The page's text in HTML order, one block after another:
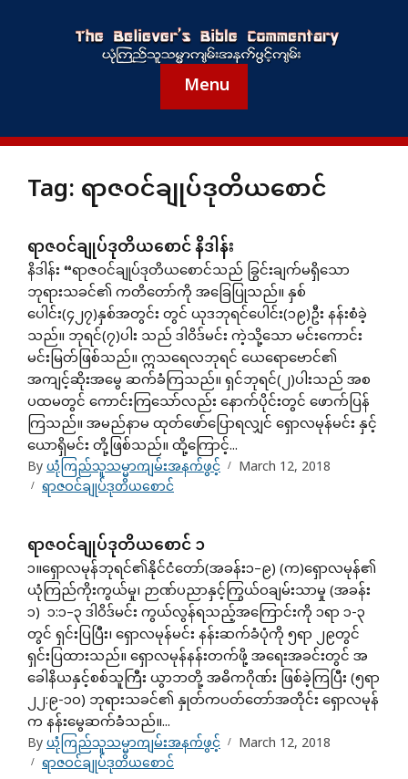
Menu
Tag:ရာဇဝင်ချုပ်ဒုတိယစောင်
ရာဇဝင်ချုပ်ဒုတိယစောင် နိဒါန်း
နိဒါန်း “ရာဇဝင်ချုပ်ဒုတိယစောင်သည် ခြွင်းချက်မရှိသော
ဘုရားသခင်၏ ကတိတော်ကို အခြေပြုသည်။ နှစ်
ပေါင်း(၄၂၇)နှစ်အတွင်း တွင် ယုဒဘုရင်ပေါင်း(၁၉)ဦး နန်းစံခဲ့
သည်။ ဘုရင်(၇)ပါး သည် ဒါဝိဒ်မင်း ကဲ့သို့သော မင်းကောင်း
မင်းမြတ်ဖြစ်သည်။ ဣသရေလဘုရင် ယေရောဗောင်၏
အကျင့်ဆိုးအမွေ ဆက်ခံကြသည်။ ရှင်ဘုရင်(၂)ပါးသည် အစ
ပထမတွင် ကောင်းကြသော်လည်း နောက်ပိုင်းတွင် ဖောက်ပြန်
ကြသည်။ အမည်နာမ ထုတ်ဖော်ပြောရလျှင် ရှောလမုန်မင်း နှင့်
ယောရှိမင်း တို့ဖြစ်သည်။ ထို့ကြောင့်...
Byယုံကြည်သူသမ္မာကျမ်းအနက်ဖွင့် March 12, 2018
ရာဇဝင်ချုပ်ဒုတိယစောင်
ရာဇဝင်ချုပ်ဒုတိယစောင် ၁
၁။ရှောလမုန်ဘုရင်၏နိုင်ငံတော်(အခန်း၁–၉) (က)ရှောလမုန်၏
ယုံကြည်ကိုးကွယ်မှု၊ ဉာဏ်ပညာနှင့်ကြွယ်ဝချမ်းသာမှု (အခန်း
၁) ၁:၁–၃ ဒါဝိဒ်မင်း ကွယ်လွန်ရသည့်အကြောင်းကို ၁ရာ ၁-၃
တွင် ရှင်းပြပြီး၊ ရှောလမုန်မင်း နန်းဆက်ခံပုံကို ၅ရာ ၂၉တွင်
ရှင်းပြထားသည်။ ရှောလမုန်နန်းတက်ဖို့ အရေးအခင်းတွင် အ
ခေါနိယနှင့်စစ်သူကြီး ယွာဘတို့ အဓိကဂိုဏ်း ဖြစ်ခဲ့ကြပြီး (၅ရာ
၂၂:၉-၁ဝ) ဘုရားသခင်၏ နှုတ်ကပတ်တော်အတိုင်း ရှောလမုန်
က နန်းမွေဆက်ခံသည်။...
Byယုံကြည်သူသမ္မာကျမ်းအနက်ဖွင့် March 12, 2018
ရာဇဝင်ချုပ်ဒုတိယစောင်